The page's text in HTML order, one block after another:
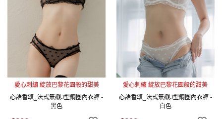
愛心刺繡 綻放巴黎花園般的甜美
心語香頌_法式無襯J型鋼圈內衣褲 -
黑色
愛心刺繡 綻放巴黎花園般的甜美
心語香頌_法式無襯J型鋼圈內衣褲 -
白色